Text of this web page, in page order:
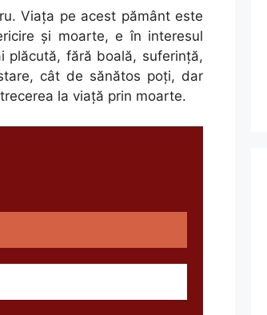
Viaţa pe acest pământ este
şi moarte, e în interesul
fără boală, suferinţă,
cât de sănătos poţi, dar
la viaţă prin moarte.